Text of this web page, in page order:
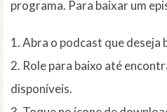
programa. Para baixar um
1. Abra o podcast que deseja
2. Role para baixo até
disponíveis.